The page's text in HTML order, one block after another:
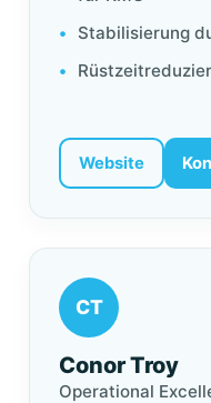
Stabilisierung
Website
CT
Conor Troy
Operational